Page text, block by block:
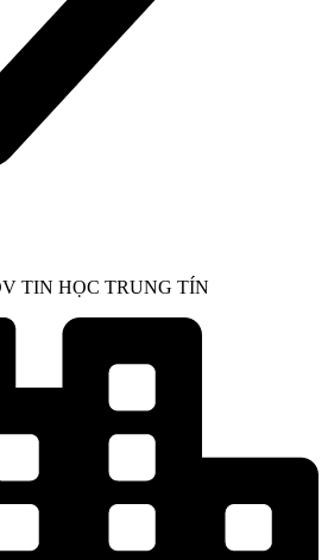
TIN HỌC TRUNG TÍN